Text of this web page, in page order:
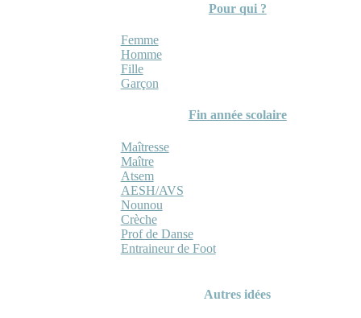
Pour qui ?
Femme
Homme
Fille
Garçon
Fin année scolaire
Maîtresse
Maître
Atsem
AESH/AVS
Nounou
Crèche
Prof de Danse
Entraineur de Foot
Autres idées